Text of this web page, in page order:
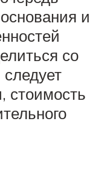
и
со
стоимость